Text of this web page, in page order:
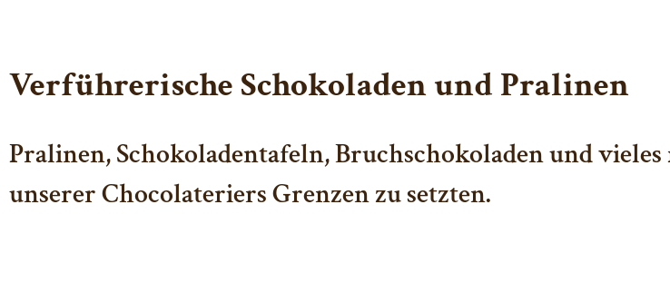
Verführerische Schokoladen und Pralinen
Pralinen, Schokoladentafeln, Bruchschokoladen und
unserer Chocolateriers Grenzen zu setzten.